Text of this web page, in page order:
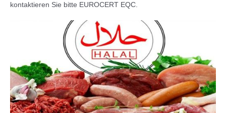
kontaktieren Sie bitte EUROCERT EQC.